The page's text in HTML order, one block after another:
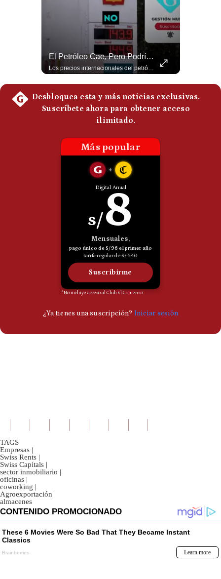
El Petróleo Cae, Pero Podría Dispararse Nuevamente | #radar24
Los precios internacionales del petróleo retrocedieron ante la posibilidad de un acuerdo para reabrir el estrecho de Ormuz. Sin embargo, la caída responde solo a una expectativa diplomática y un nuevo ataque contra un buque podría hacer regresar rápidamente la prima de riesgo. #Petroleo #EstrechoDeOrmuz #EconomiaGlobal #MercadoPetrolero #Crudo #NoticiasEconomicas #Geopolitica #Shorts 👉 Suscríbete y activa la campana para no perderte nuestro análisis diario. 🌎 Síguenos en nuestras redes sociales: 📌 Web oficial: https://gestion.pe/mundo/ 📌 LinkedIn: http://bit.ly/3HYIET0 📌 X (Twitter): http://bit.ly/4noZtX9 📌 TikTok: http://bit.ly/4evB6TO
TAGS
Empresas |
Swiss Rents |
Swiss Capitals |
sector inmobiliario |
oficinas |
coworking |
Agroexportación |
almacenes